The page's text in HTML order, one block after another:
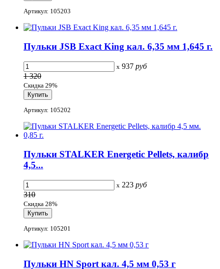
Артикул: 105203
Пульки JSB Exact King кал. 6,35 мм 1,645 г.
x 937 руб
1 320
Скидка 29%
Артикул: 105202
Пульки STALKER Energetic Pellets, калибр
4,5...
x 223 руб
310
Скидка 28%
Артикул: 105201
Пульки HN Sport кал. 4,5 мм 0,53 г